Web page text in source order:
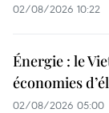
02/08/2026 10:22
Énergie : le
économies
02/08/2026 05:00